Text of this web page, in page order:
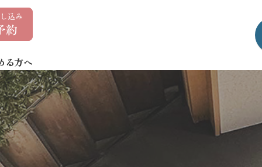
-
7
3
5
1
4
0
7
る方へ